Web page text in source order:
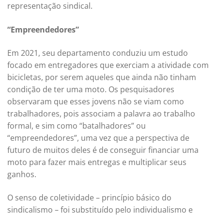
representação sindical.
“Empreendedores”
Em 2021, seu departamento conduziu um estudo
focado em entregadores que exerciam a atividade com
bicicletas, por serem aqueles que ainda não tinham
condição de ter uma moto. Os pesquisadores
observaram que esses jovens não se viam como
trabalhadores, pois associam a palavra ao trabalho
formal, e sim como “batalhadores” ou
“empreendedores”, uma vez que a perspectiva de
futuro de muitos deles é de conseguir financiar uma
moto para fazer mais entregas e multiplicar seus
ganhos.
O senso de coletividade – princípio básico do
sindicalismo – foi substituído pelo individualismo e